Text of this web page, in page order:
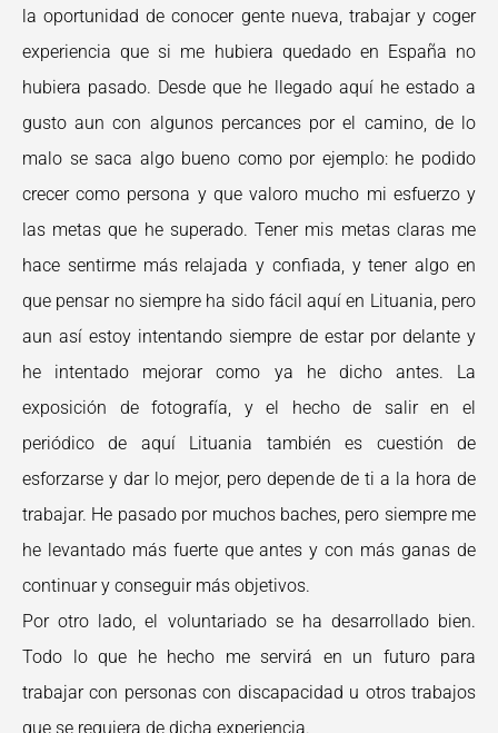
la oportunidad de conocer gente nueva, trabajar y coger
experiencia que si me hubiera quedado en España no
hubiera pasado. Desde que he llegado aquí he estado a
gusto aun con algunos percances por el camino, de lo
malo se saca algo bueno como por ejemplo: he podido
crecer como persona y que valoro mucho mi esfuerzo y
las metas que he superado. Tener mis metas claras me
hace sentirme más relajada y confiada, y tener algo en
que pensar no siempre ha sido fácil aquí en Lituania, pero
aun así estoy intentando siempre de estar por delante y
he intentado mejorar como ya he dicho antes. La
exposición de fotografía, y el hecho de salir en el
periódico de aquí Lituania también es cuestión de
esforzarse y dar lo mejor, pero depende de ti a la hora de
trabajar. He pasado por muchos baches, pero siempre me
he levantado más fuerte que antes y con más ganas de
continuar y conseguir más objetivos.
Por otro lado, el voluntariado se ha desarrollado bien.
Todo lo que he hecho me servirá en un futuro para
trabajar con personas con discapacidad u otros trabajos
que se requiera de dicha experiencia.